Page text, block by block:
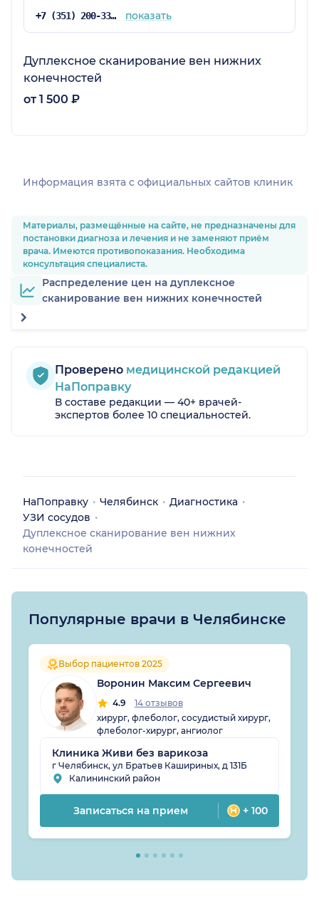
+7 (351) 200-33-10 показать
Дуплексное сканирование вен нижних
конечностей
от 1 500 ₽
Информация взята c официальных сайтов клиник
Материалы, размещённые на сайте, не предназначены для
постановки диагноза и лечения и не заменяют приём
врача. Имеются противопоказания. Необходима
консультация специалиста.
Распределение цен на дуплексное
сканирование вен нижних конечностей
Проверено медицинской редакцией
НаПоправку
В составе редакции — 40+ врачей-
экспертов более 10 специальностей.
НаПоправку Челябинск
Диагностика
УЗИ сосудов
Дуплексное сканирование вен нижних
конечностей
Популярные врачи в Челябинске
Выбор пациентов 2025
Воронин Максим Сергеевич
4.9
14 отзывов
хирург, флеболог, сосудистый хирург,
флеболог-хирург, ангиолог
Клиника Живи без варикоза
г Челябинск, ул Братьев Кашириных, д 131Б
Калининский район
Записаться на прием + 100